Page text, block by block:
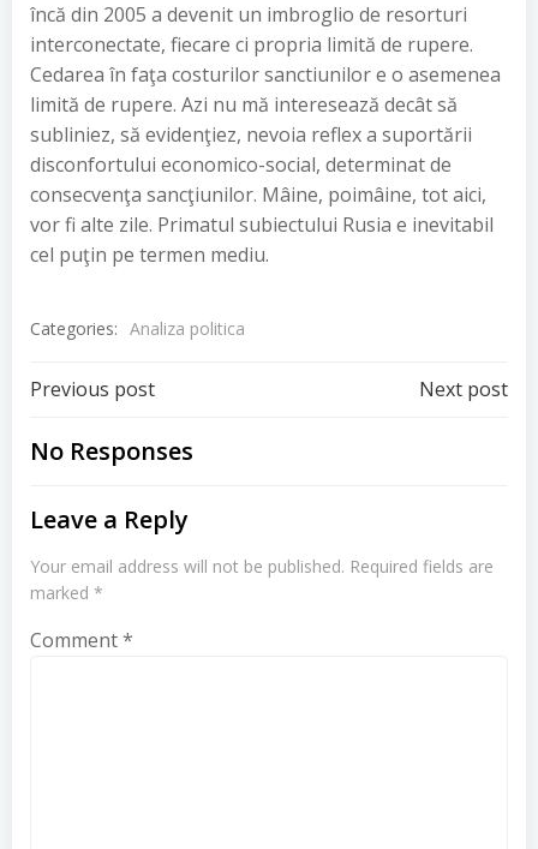
încă din 2005 a devenit un imbroglio de resorturi
interconectate, fiecare ci propria limită de rupere.
Cedarea în faţa costurilor sanctiunilor e o asemenea
limită de rupere. Azi nu mă interesează decât să
subliniez, să evidenţiez, nevoia reflex a suportării
disconfortului economico-social, determinat de
consecvenţa sancţiunilor. Mâine, poimâine, tot aici,
vor fi alte zile. Primatul subiectului Rusia e inevitabil
cel puţin pe termen mediu.
Categories: Analiza politica
Post
navigation
Previous post Next post
No Responses
Leave a Reply
Your email address will not be published. Required fields are
marked *
Comment*